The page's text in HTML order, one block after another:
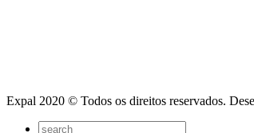
Expal 2020 © Todos os direitos reservados.